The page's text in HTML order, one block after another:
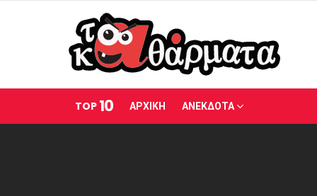
TOP 10 ΑΡΧΙΚΗ ΑΝΕΚΔΟΤΑ